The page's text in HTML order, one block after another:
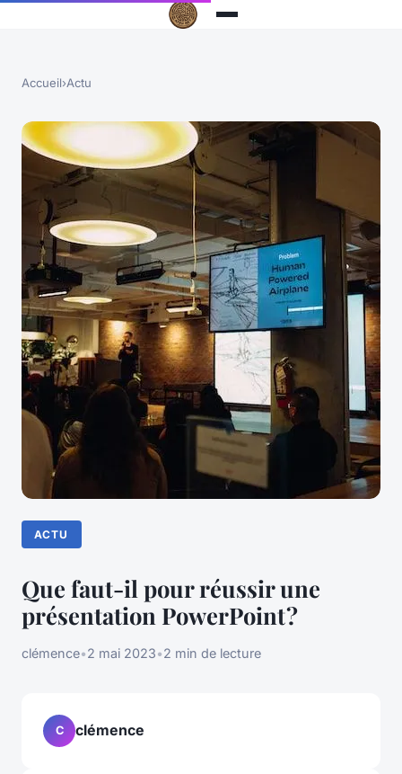
Accueil›Actu
ACTU
Que faut-il pour réussir une
présentation PowerPoint ?
clémence•2 mai 2023•2 min de lecture
C clémence